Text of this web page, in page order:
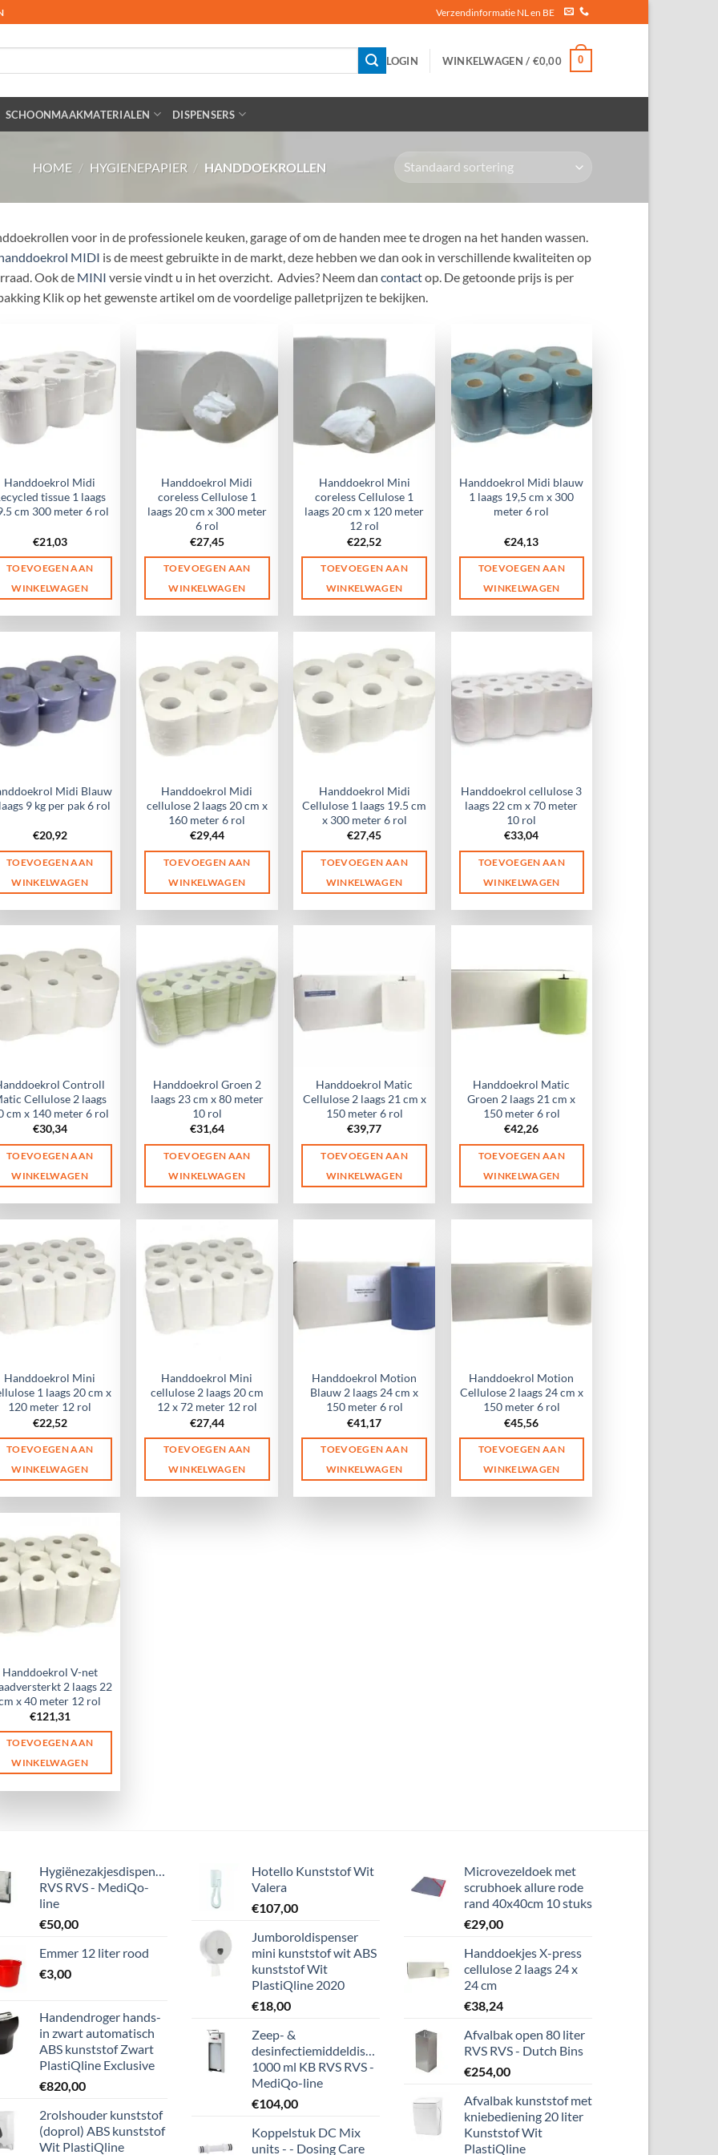
Verzendinformatie NL en BE
LOGIN WINKELWAGEN / €0,00 0
SCHOONMAAKMATERIALEN DISPENSERS
HOME / HYGIENEPAPIER / HANDDOEKROLLEN
voor in de professionele keuken, garage of om de handen mee te drogen na het handen wassen.
MIDI is de meest gebruikte in de markt, deze hebben we dan ook in verschillende kwaliteiten op
Ook de MINI versie vindt u in het overzicht. Advies? Neem dan contactop. De getoonde prijs is per
Klik op het gewenste artikel om de voordelige palletprijzen te bekijken.
Handdoekrol Midi
tissue 1 laags
cm 300 meter 6 rol
€21,03
TOEVOEGEN AAN
WINKELWAGEN
Handdoekrol Midi
coreless Cellulose 1
laags 20 cm x 300 meter
6 rol
€27,45
TOEVOEGEN AAN
WINKELWAGEN
Handdoekrol Mini
coreless Cellulose 1
laags 20 cm x 120 meter
12 rol
€22,52
TOEVOEGEN AAN
WINKELWAGEN
Handdoekrol Midi blauw
1 laags 19,5 cm x 300
meter 6 rol
€24,13
TOEVOEGEN AAN
WINKELWAGEN
Midi Blauw
9 kg per pak 6 rol
€20,92
TOEVOEGEN AAN
WINKELWAGEN
Handdoekrol Midi
cellulose 2 laags 20 cm x
160 meter 6 rol
€29,44
TOEVOEGEN AAN
WINKELWAGEN
Handdoekrol Midi
Cellulose 1 laags 19.5 cm
x 300 meter 6 rol
€27,45
TOEVOEGEN AAN
WINKELWAGEN
Handdoekrol cellulose 3
laags 22 cm x 70 meter
10 rol
€33,04
TOEVOEGEN AAN
WINKELWAGEN
Controll
Cellulose 2 laags
cm x 140 meter 6 rol
€30,34
TOEVOEGEN AAN
WINKELWAGEN
Handdoekrol Groen 2
laags 23 cm x 80 meter
10 rol
€31,64
TOEVOEGEN AAN
WINKELWAGEN
Handdoekrol Matic
Cellulose 2 laags 21 cm x
150 meter 6 rol
€39,77
TOEVOEGEN AAN
WINKELWAGEN
Handdoekrol Matic
Groen 2 laags 21 cm x
150 meter 6 rol
€42,26
TOEVOEGEN AAN
WINKELWAGEN
Handdoekrol Mini
1 laags 20 cm x
120 meter 12 rol
€22,52
TOEVOEGEN AAN
WINKELWAGEN
Handdoekrol Mini
cellulose 2 laags 20 cm
12 x 72 meter 12 rol
€27,44
TOEVOEGEN AAN
WINKELWAGEN
Handdoekrol Motion
Blauw 2 laags 24 cm x
150 meter 6 rol
€41,17
TOEVOEGEN AAN
WINKELWAGEN
Handdoekrol Motion
Cellulose 2 laags 24 cm x
150 meter 6 rol
€45,56
TOEVOEGEN AAN
WINKELWAGEN
Handdoekrol V-net
2 laags 22
x 40 meter 12 rol
€121,31
TOEVOEGEN AAN
WINKELWAGEN
Hygiënezakjesdispenser
RVS RVS - MediQo-
line
€50,00
Emmer 12 liter rood
€3,00
Handendroger hands-
in zwart automatisch
ABS kunststof Zwart
PlastiQline Exclusive
€820,00
2rolshouder kunststof
(doprol) ABS kunststof
Wit PlastiQline
Hotello Kunststof Wit
Valera
€107,00
Jumboroldispenser
mini kunststof wit ABS
kunststof Wit
PlastiQline 2020
€18,00
Zeep- &
desinfectiemiddeldispenser
1000 ml KB RVS RVS -
MediQo-line
€104,00
Koppelstuk DC Mix
units - - Dosing Care
Microvezeldoek met
scrubhoek allure rode
rand 40x40cm 10 stuks
€29,00
Handdoekjes X-press
cellulose 2 laags 24 x
24 cm
€38,24
Afvalbak open 80 liter
RVS RVS - Dutch Bins
€254,00
Afvalbak kunststof met
kniebediening 20 liter
Kunststof Wit
PlastiQline